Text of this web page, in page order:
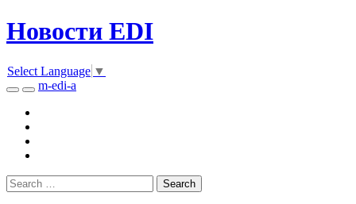
Новости EDI
Select Language ▼
m-edi-a